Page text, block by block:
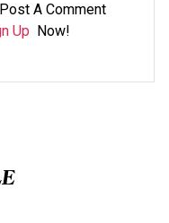
A Comment
Up Now!